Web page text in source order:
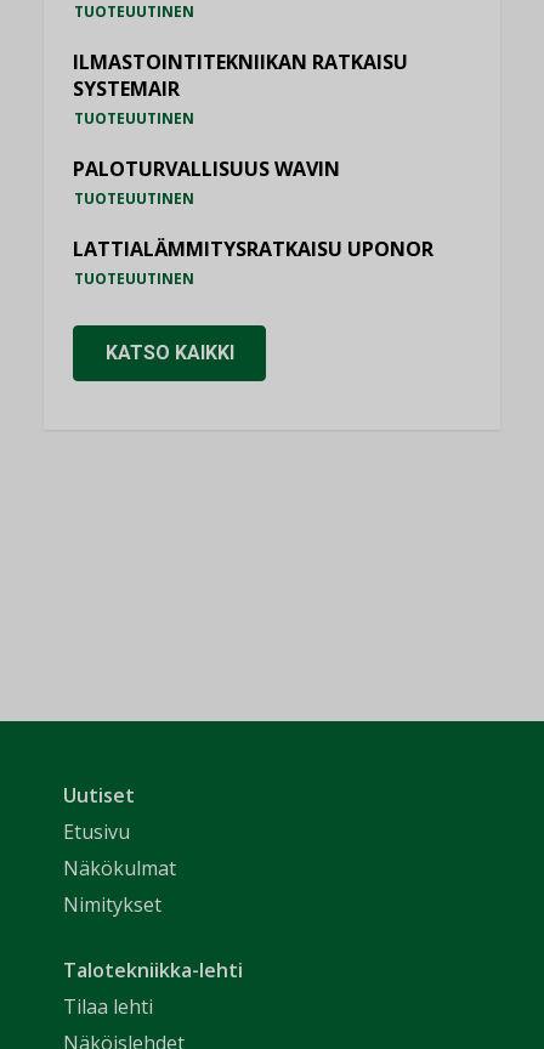
TUOTEUUTINEN
ILMASTOINTITEKNIIKAN RATKAISU
SYSTEMAIR
TUOTEUUTINEN
PALOTURVALLISUUS WAVIN
TUOTEUUTINEN
LATTIALÄMMITYSRATKAISU UPONOR
TUOTEUUTINEN
KATSO KAIKKI
Uutiset
Etusivu
Näkökulmat
Nimitykset
Talotekniikka-lehti
Tilaa lehti
Näköislehdet